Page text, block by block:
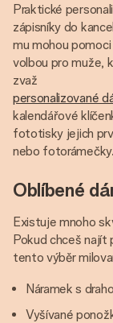
Praktické
zápisníky do
mu mohou
volbou pro muže,
zvaž
personalizované
kalendářové
fototisky jejich
nebo fotorámečky.
Oblíbené
Existuje mnoho
Pokud chceš najít
tento výběr
Náramek s
Vyšívané